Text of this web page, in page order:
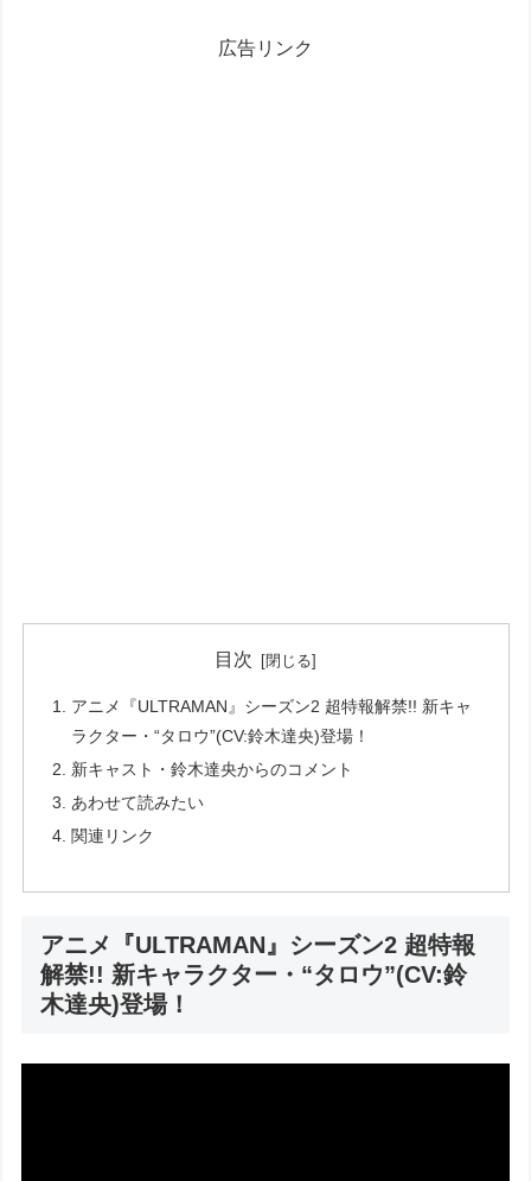
広告リンク
目次
アニメ『ULTRAMAN』シーズン2 超特報解禁!! 新キャ
ラクター・“タロウ”(CV:鈴⽊達央)登場！
新キャスト・鈴⽊達央からのコメント
あわせて読みたい
関連リンク
アニメ『ULTRAMAN』シーズン2 超特報
解禁!! 新キャラクター・“タロウ”(CV:鈴
⽊達央)登場！